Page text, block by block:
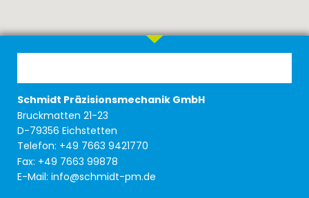
Schmidt Präzisionsmechanik GmbH
Bruckmatten 21-23
D-79356 Eichstetten
Telefon: +49 7663 9421770
Fax: +49 7663 99878
E-Mail: info@schmidt-pm.de